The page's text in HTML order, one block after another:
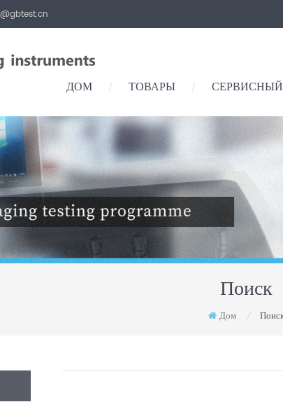
ДОМ / ТОВАРЫ /
Поиск
Дом